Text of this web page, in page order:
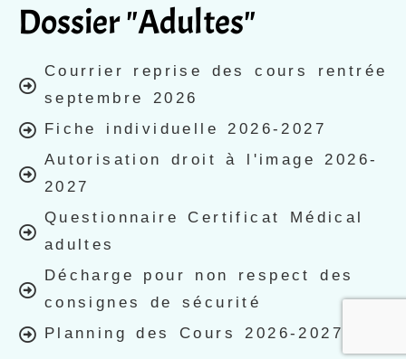
Dossier "Adultes"
Courrier reprise des cours rentrée
septembre 2026
Fiche individuelle 2026-2027
Autorisation droit à l'image 2026-
2027
Questionnaire Certificat Médical
adultes
Décharge pour non respect des
consignes de sécurité
Planning des Cours 2026-2027